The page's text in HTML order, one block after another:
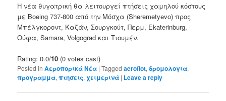
Η νέα θυγατρική θα λειτουργεί πτήσεις χαμηλού κόστους
με Boeing 737-800 από την Μόσχα (Sheremetyevo)προς
Μπέλγκοροντ, Καζάν,Σουργκούτ,Περμ, Ekaterinburg,
Ούφα,Samara,Volgograd και Τιουμέν.
Rating: 0.0/10 (0 votes cast)
Posted in Αεροπορικά Νέα |Tagged aeroflot,δρομολογια,
προγραμμα,πτησεις, χειμερινά | Leave a reply